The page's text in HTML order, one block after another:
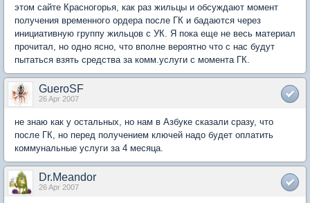
этом сайте Красногорья, как раз жильцы и обсуждают момент
получения временного ордера после ГК и бадаются через
инициативную группу жильцов с УК. Я пока еще не весь материал
прочитал, но одно ясно, что вполне вероятно что с нас будут
пытаться взять средства за комм.услуги с момента ГК.
GueroSF
26 Apr 2007
не знаю как у остальных, но нам в Азбуке сказали сразу, что
после ГК, но перед получением ключей надо будет оплатить
коммунальные услуги за 4 месяца.
Dr.Meandor
26 Apr 2007